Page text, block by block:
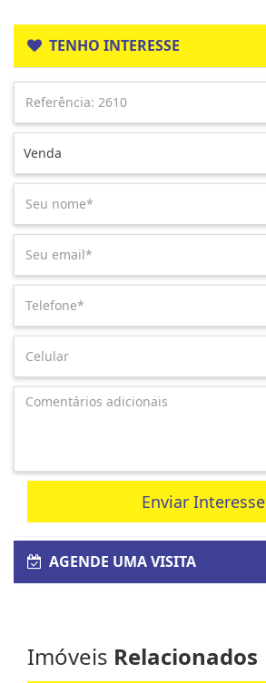
TENHO INTERESSE
Venda
Enviar Interesse
AGENDE UMA VISITA
Imóveis Relacionados